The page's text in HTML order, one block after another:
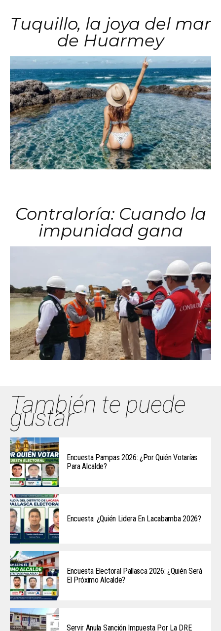
Tuquillo, la joya del mar
de Huarmey
Contraloría: Cuando la
impunidad gana
También te puede
gustar
Encuesta Pampas 2026: ¿Por Quién Votarías
Para Alcalde?
Encuesta: ¿Quién Lidera En Lacabamba 2026?
Encuesta Electoral Pallasca 2026: ¿Quién Será
El Próximo Alcalde?
Servir Anula Sanción Impuesta Por La DRE